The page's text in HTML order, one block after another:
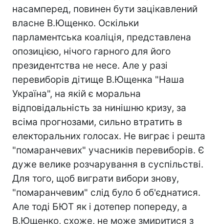
насамперед, повинен бути зацікавлений
власне В.Ющенко. Оскільки
парламентська коаліція, представлена
опозицією, нічого гарного для його
президентства не несе. Але у разі
перевиборів дітище В.Ющенка "Наша
Україна", на якій є моральна
відповідальність за нинішню кризу, за
всіма прогнозами, сильно втратить в
електоральних голосах. Не виграє і решта
"помаранчевих" учасників перевиборів. Є
дуже велике розчарування в суспільстві.
Для того, щоб виграти вибори знову,
"помаранчевим" слід було б об'єднатися.
Але тоді БЮТ як і дотепер попереду, а
В.Ющенко, схоже, не може змиритися з